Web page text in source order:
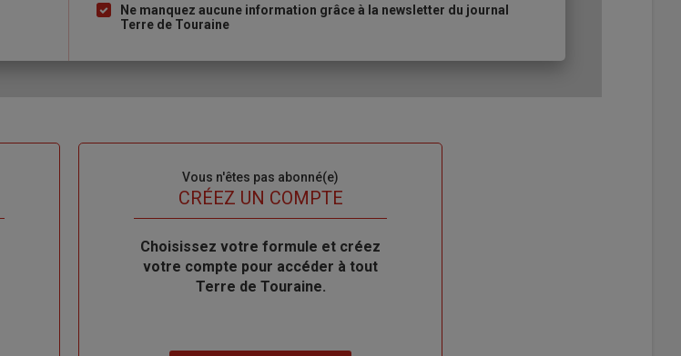
Ne manquez aucune information grâce à la newsletter du journal
Terre de Touraine
Vous n'êtes pas abonné(e)
TITRECRÉEZ UN COMPTE
Body
Choisissez votre formule et créez
votre compte pour accéder à tout
Terre de Touraine.